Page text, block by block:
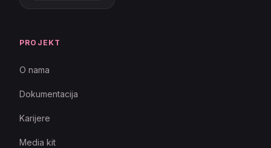
PROJEKT
O nama
Dokumentacija
Karijere
Media kit